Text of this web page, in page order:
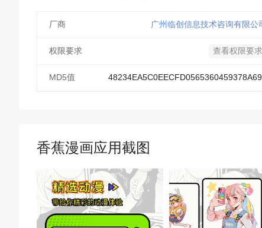
厂商 广州临创信息技术咨询有限公
权限要求 查看权限要求
MD5值
香蕉漫画应用截图